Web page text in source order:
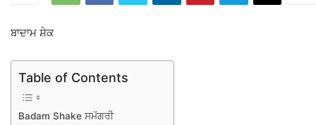
ਬਾਦਾਮ ਸ਼ੇਕ
Table of Contents
Badam Shake ਸਮੱਗਰੀ